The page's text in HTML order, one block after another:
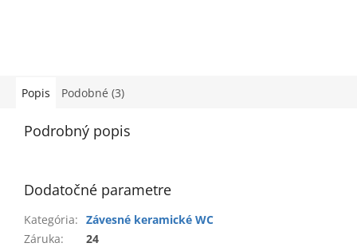
Popis Podobné (3)
Podrobný popis
Dodatočné parametre
Kategória: Závesné keramické WC
Záruka:
24